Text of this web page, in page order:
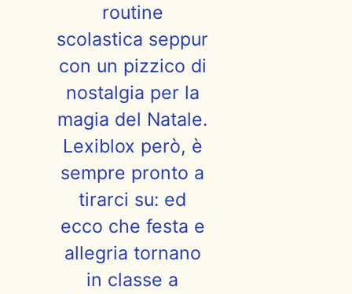
routine
scolastica seppur
con un pizzico di
nostalgia per la
magia del Natale.
Lexiblox però, è
sempre pronto a
tirarci su: ed
ecco che festa e
allegria tornano
in classe a